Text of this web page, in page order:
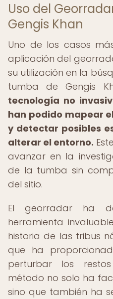
Uso del
Gengis Khan
Uno de los casos
aplicación del
su utilización en la
tumba de Gengis
tecnología no
han podido mapear
y detectar posibles
alterar el entorno.
avanzar en la
de la tumba sin
del sitio.
El georradar ha
herramienta
historia de las tribus
que ha
perturbar los restos
método no solo ha
sino que también ha